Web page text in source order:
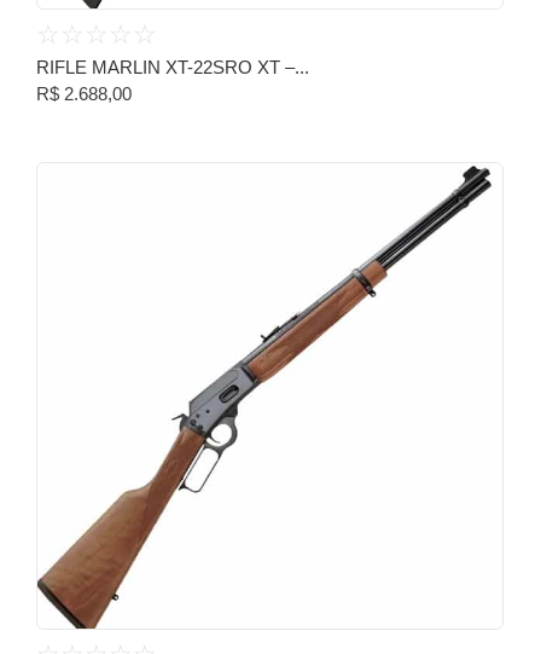
☆ ☆ ☆ ☆ ☆
RIFLE MARLIN XT-22SRO XT –...
R$ 2.688,00